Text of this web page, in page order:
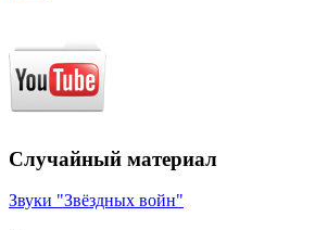
Случайный материал
Звуки "Звёздных войн"